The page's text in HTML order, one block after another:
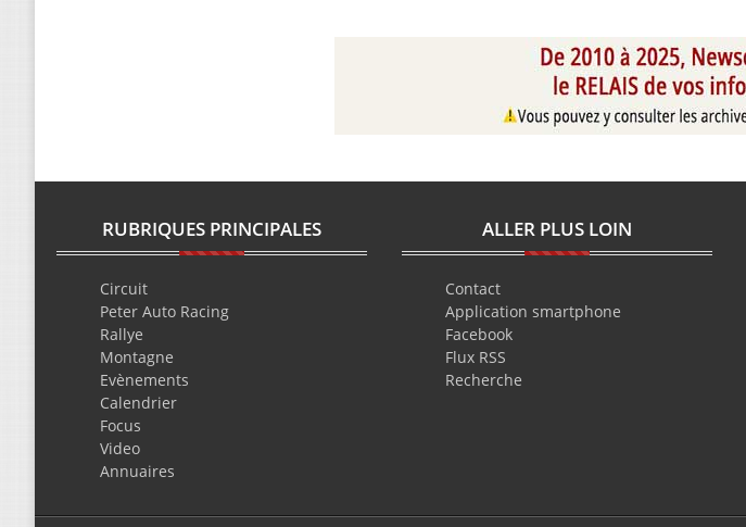
RUBRIQUES PRINCIPALES
Circuit
Peter Auto Racing
Rallye
Montagne
Evènements
Calendrier
Focus
Video
Annuaires
ALLER PLUS LOIN
Contact
Application smartphone
Facebook
Flux RSS
Recherche